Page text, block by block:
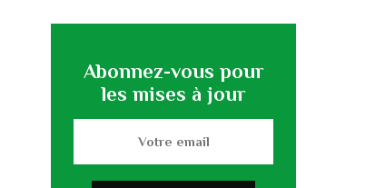
Abonnez-vous pour
les mises à jour